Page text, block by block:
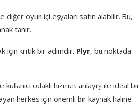
oyun içi eşyaları satın alabilir. Bu,
tanır.
için kritik bir adımdır. Plyr, bu noktada
odaklı hizmet anlayışı ile ideal bir
herkes için önemli bir kaynak haline